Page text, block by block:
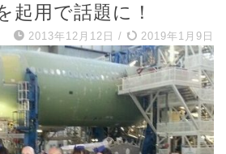
起用で話題に！
2013年12月12日 / 2019年1月9日